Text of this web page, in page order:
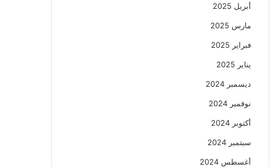
أبريل 2025
مارس 2025
فبراير 2025
يناير 2025
ديسمبر 2024
نوفمبر 2024
أكتوبر 2024
سبتمبر 2024
أغسطس 2024